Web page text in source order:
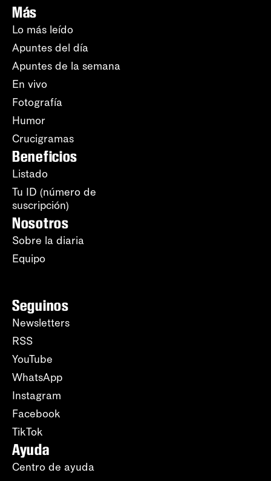
Más
Lo más leído
Apuntes del día
Apuntes de la semana
En vivo
Fotografía
Humor
Crucigramas
Beneficios
Listado
Tu ID (número de
suscripción)
Nosotros
Sobre la diaria
Equipo
Seguinos
Newsletters
RSS
YouTube
WhatsApp
Instagram
Facebook
TikTok
Ayuda
Centro de ayuda